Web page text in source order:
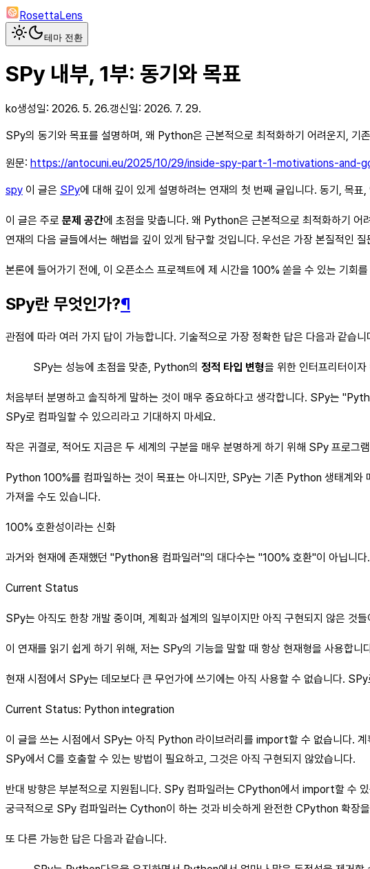
RosettaLens
테마 전환
SPy 내부, 1부: 동기와 목표
ko생성일: 2026. 5. 26.갱신일: 2026. 7. 29.
SPy의 동기와 목표를 설명하며, 왜 Python은 근본적으로 최적화하기 어려운지, 기
원문: https://antocuni.eu/2025/10/29/inside-spy-part-1-motivations-and-
spy 이 글은 SPy에 대해 깊이 있게 설명하려는 연재의 첫 번째 글입니다. 동기, 목
이 글은 주로 문제 공간에 초점을 맞춥니다. 왜 Python은 근본적으로 최적화하기 어
연재의 다음 글들에서는 해법을 깊이 있게 탐구할 것입니다. 우선은 가장 본질적인
본론에 들어가기 전에, 이 오픈소스 프로젝트에 제 시간을 100% 쏟을 수 있는 기회
SPy란 무엇인가?¶
관점에 따라 여러 가지 답이 가능합니다. 기술적으로 가장 정확한 답은 다음과 같습니
SPy는 성능에 초점을 맞춘, Python의 정적 타입 변형을 위한 인터프리터이자
처음부터 분명하고 솔직하게 말하는 것이 매우 중요하다고 생각합니다. SPy는
SPy로 컴파일할 수 있으리라고 기대하지 마세요.
작은 귀결로, 적어도 지금은 두 세계의 구분을 매우 분명하게 하기 위해 SPy 프로그
Python 100%를 컴파일하는 것이 목표는 아니지만, SPy는 기존 Python 생태계와
가져올 수도 있습니다.
100% 호환성이라는 신화
과거와 현재에 존재했던 "Python용 컴파일러"의 대다수는 "100% 호환"이 아닙니
Current Status
SPy는 아직도 한창 개발 중이며, 계획과 설계의 일부이지만 아직 구현되지 않은 것들
이 연재를 읽기 쉽게 하기 위해, 저는 SPy의 기능을 말할 때 항상 현재형을 사용합
현재 시점에서 SPy는 데모보다 큰 무언가에 쓰기에는 아직 사용할 수 없습니다.
Current Status: Python integration
이 글을 쓰는 시점에서 SPy는 아직 Python 라이브러리를 import할 수 없습니다. 계
SPy에서 C를 호출할 수 있는 방법이 필요하고, 그것은 아직 구현되지 않았습니다.
반대 방향은 부분적으로 지원됩니다. SPy 컴파일러는 CPython에서 import할 수
궁극적으로 SPy 컴파일러는 Cython이 하는 것과 비슷하게 완전한 CPython 확장
또 다른 가능한 답은 다음과 같습니다.